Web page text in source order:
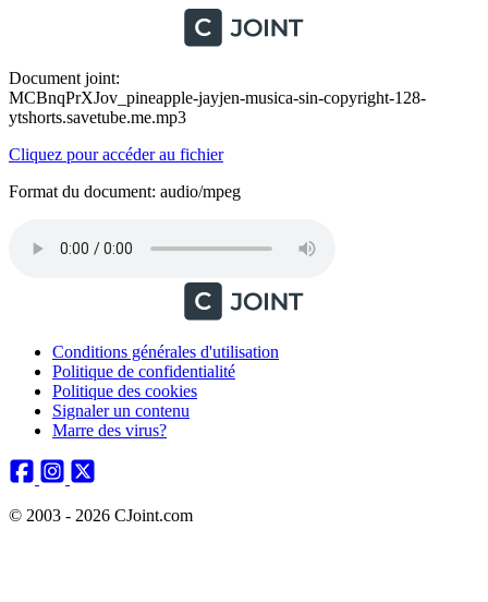
Document joint:
MCBnqPrXJov_pineapple-jayjen-musica-sin-copyright-128-
ytshorts.savetube.me.mp3
Cliquez pour accéder au fichier
Format du document: audio/mpeg
Conditions générales d'utilisation
Politique de confidentialité
Politique des cookies
Signaler un contenu
Marre des virus?
© 2003 - 2026 CJoint.com